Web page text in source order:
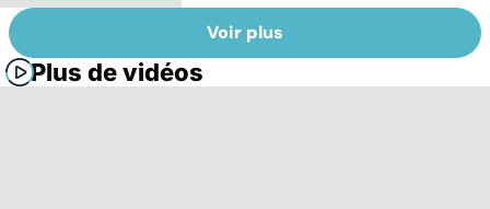
Voir plus
Plus de vidéos